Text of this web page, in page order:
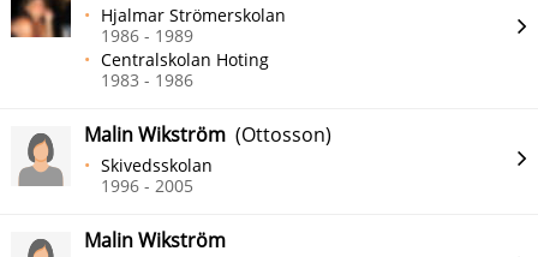
Hjalmar Strömerskolan
1986 - 1989
Centralskolan Hoting
1983 - 1986
Malin Wikström (Ottosson)
Skivedsskolan
1996 - 2005
Malin Wikström